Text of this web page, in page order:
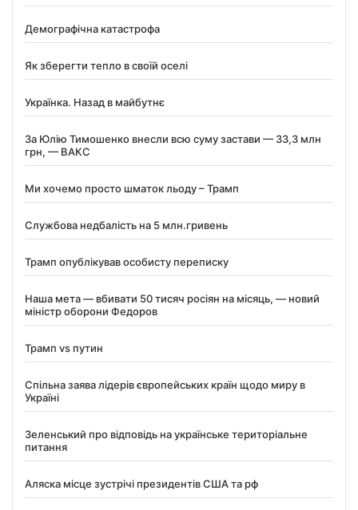
Демографічна катастрофа
Як зберегти тепло в своїй оселі
Українка. Назад в майбутнє
За Юлію Тимошенко внесли всю суму застави — 33,3 млн
грн, — ВАКС
Ми хочемо просто шматок льоду – Трамп
Службова недбалість на 5 млн.гривень
Трамп опублікував особисту переписку
Наша мета — вбивати 50 тисяч росіян на місяць, — новий
міністр оборони Федоров
Трамп vs путин
Спільна заява лідерів європейських країн щодо миру в
Україні
Зеленський про відповідь на українське територіальне
питання
Аляска місце зустрічі президентів США та рф